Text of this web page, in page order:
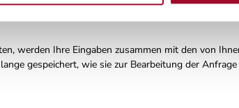
werden Ihre Eingaben zusammen mit den von
gespeichert, wie sie zur Bearbeitung der